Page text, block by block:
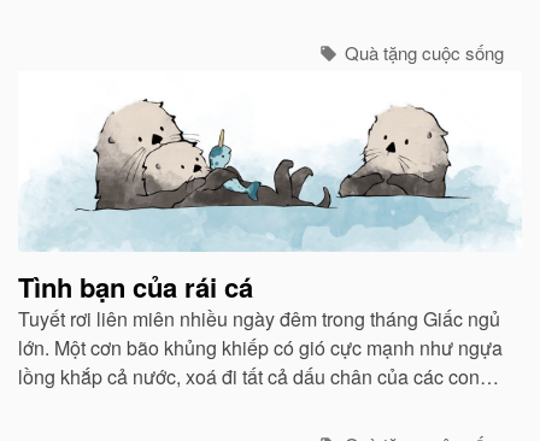
Quà tặng cuộc sống
Tình bạn của rái cá
Tuyết rơi liên miên nhiều ngày đêm trong tháng Giấc ngủ
lớn. Một cơn bão khủng khiếp có gió cực mạnh như ngựa
lồng khắp cả nước, xoá đi tất cả dấu chân của các con